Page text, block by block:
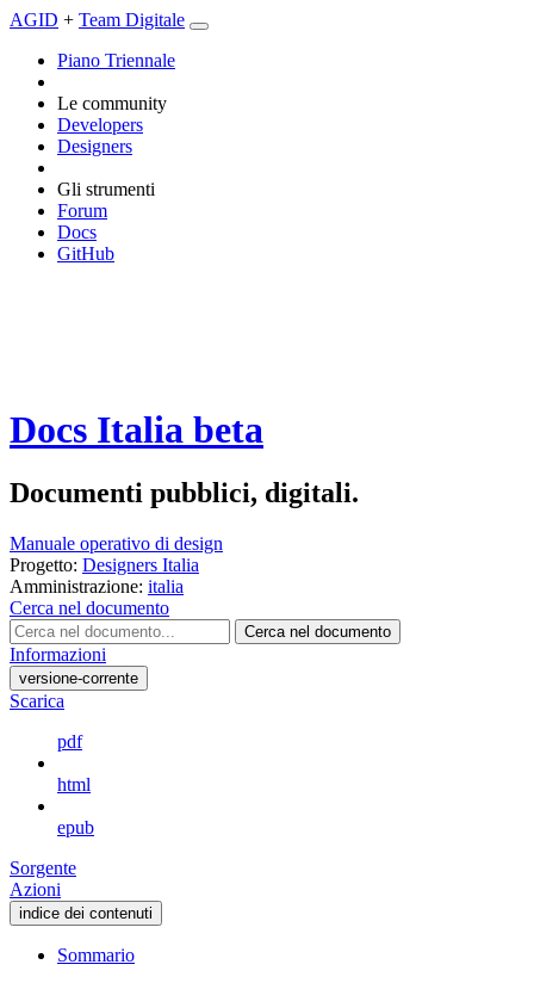
AGID + Team Digitale
Piano Triennale
Le community
Developers
Designers
Gli strumenti
Forum
Docs
GitHub
Docs Italia beta
Documenti pubblici, digitali.
Manuale operativo di design
Progetto: Designers Italia
Amministrazione: italia
Cerca nel documento
Cerca nel documento
Informazioni
versione-corrente
Scarica
pdf
html
epub
Sorgente
Azioni
indice dei contenuti
Sommario